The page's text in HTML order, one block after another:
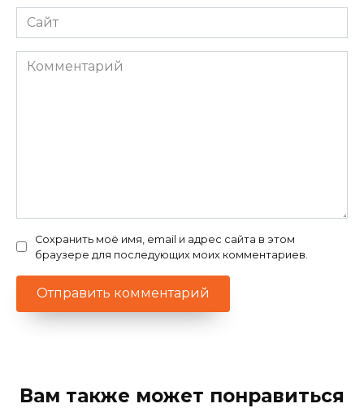
Сайт
Комментарий
Сохранить моё имя, email и адрес сайта в этом
браузере для последующих моих комментариев.
Вам также может понравиться